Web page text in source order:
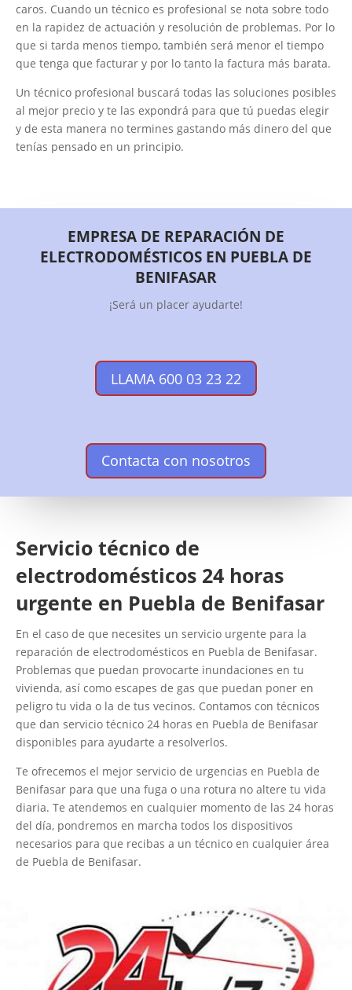
caros. Cuando un técnico es profesional se nota sobre todo
en la rapidez de actuación y resolución de problemas. Por lo
que si tarda menos tiempo, también será menor el tiempo
que tenga que facturar y por lo tanto la factura más barata.
Un técnico profesional buscará todas las soluciones posibles
al mejor precio y te las expondrá para que tú puedas elegir
y de esta manera no termines gastando más dinero del que
tenías pensado en un principio.
EMPRESA DE REPARACIÓN DE
ELECTRODOMÉSTICOS EN PUEBLA DE
BENIFASAR
¡Será un placer ayudarte!
LLAMA 600 03 23 22
Contacta con nosotros
Servicio técnico de
electrodomésticos 24 horas
urgente en Puebla de Benifasar
En el caso de que necesites un servicio urgente para la
reparación de electrodomésticos en Puebla de Benifasar.
Problemas que puedan provocarte inundaciones en tu
vivienda, así como escapes de gas que puedan poner en
peligro tu vida o la de tus vecinos. Contamos con técnicos
que dan servicio técnico 24 horas en Puebla de Benifasar
disponibles para ayudarte a resolverlos.
Te ofrecemos el mejor servicio de urgencias en Puebla de
Benifasar para que una fuga o una rotura no altere tu vida
diaria. Te atendemos en cualquier momento de las 24 horas
del día, pondremos en marcha todos los dispositivos
necesarios para que recibas a un técnico en cualquier área
de Puebla de Benifasar.